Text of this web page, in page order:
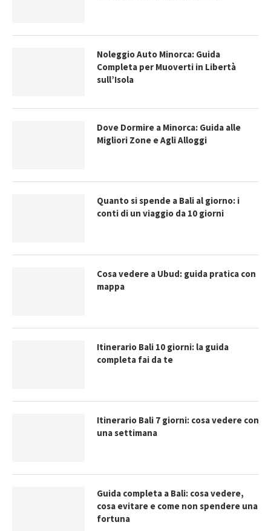
Noleggio Auto Minorca: Guida
Completa per Muoverti in Libertà
sull’Isola
Dove Dormire a Minorca: Guida alle
Migliori Zone e Agli Alloggi
Quanto si spende a Bali al giorno: i
conti di un viaggio da 10 giorni
Cosa vedere a Ubud: guida pratica con
mappa
Itinerario Bali 10 giorni: la guida
completa fai da te
Itinerario Bali 7 giorni: cosa vedere con
una settimana
Guida completa a Bali: cosa vedere,
cosa evitare e come non spendere una
fortuna